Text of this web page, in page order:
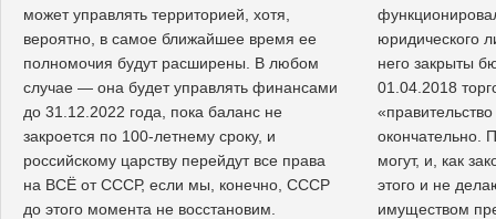
юридического
него закрыты
01.04.2018
окончательно.
могут, и, как
этого и не
имуществом
может управлять территорией, хотя,
вероятно, в самое ближайшее время ее
полномочия будут расширены. В любом
случае — она будет управлять финансами
до 31.12.2022 года, пока баланс не
закроется по 100-летнему сроку, и
российскому царству перейдут все права
на ВСЁ от СССР, если мы, конечно, СССР
до этого момента не восстановим.